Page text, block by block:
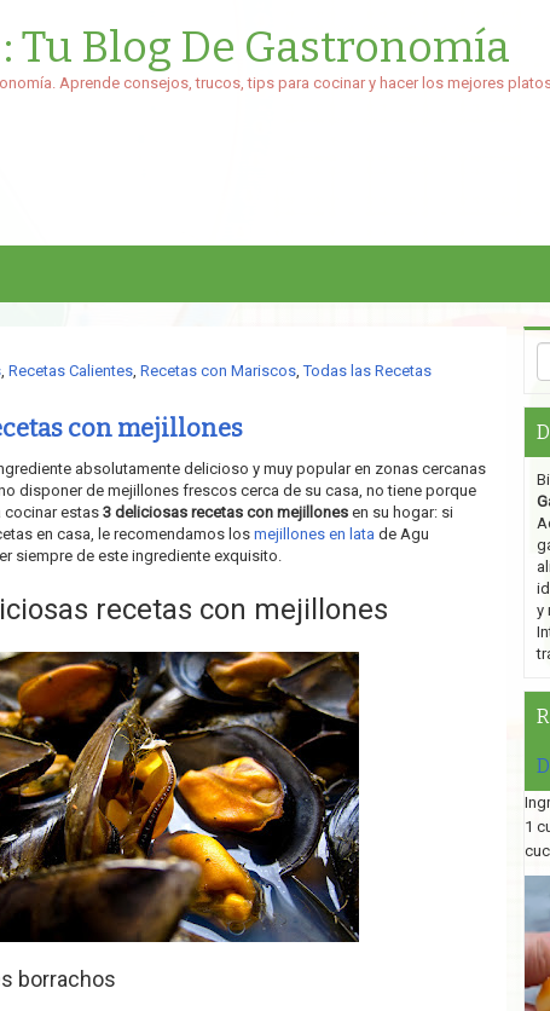
Tu Blog De Gastronomía
Aprende consejos, trucos, tips para cocinar y hacer los mejores
, Recetas Calientes, Recetas con Mariscos,Todas las Recetas
con mejillones
absolutamente delicioso y muy popular en zonas cercanas
disponer de mejillones frescos cerca de su casa, no tiene porque
cocinar estas3 deliciosas recetas con mejillones en su hogar: si
en casa, le recomendamos los mejillones en lata de Agu
siempre de este ingrediente exquisito.
recetas con mejillones
borrachos
y
1